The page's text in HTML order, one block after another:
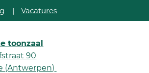
| Vacatures
toonzaal
90
(Antwerpen)